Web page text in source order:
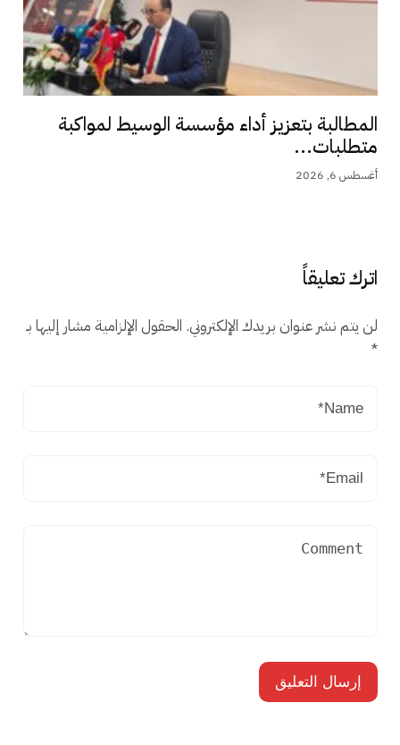
المطالبة بتعزيز أداء مؤسسة الوسيط لمواكبة
متطلبات...
أغسطس 6, 2026
اترك تعليقاً
لن يتم نشر عنوان بريدك الإلكتروني. الحقول الإلزامية مشار إليها بـ
*